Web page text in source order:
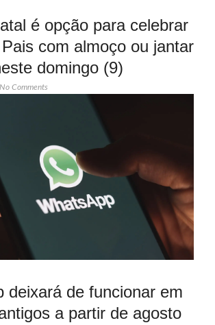
é opção para celebrar
com almoço ou jantar
domingo (9)
No Comments
deixará de funcionar em
a partir de agosto